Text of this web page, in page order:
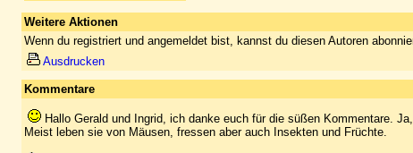
Weitere Aktionen
Wenn du registriert und angemeldet bist, kannst du diesen Autoren
Ausdrucken
Kommentare
Hallo Gerald und Ingrid, ich danke euch für die süßen Kommentare.
Meist leben sie von Mäusen, fressen aber auch Insekten und Früchte.